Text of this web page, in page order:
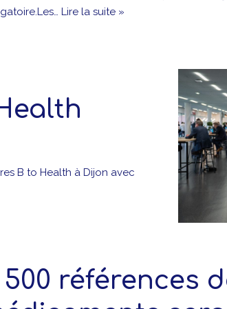
Lire la suite »
B to Health à Dijon avec
500 références